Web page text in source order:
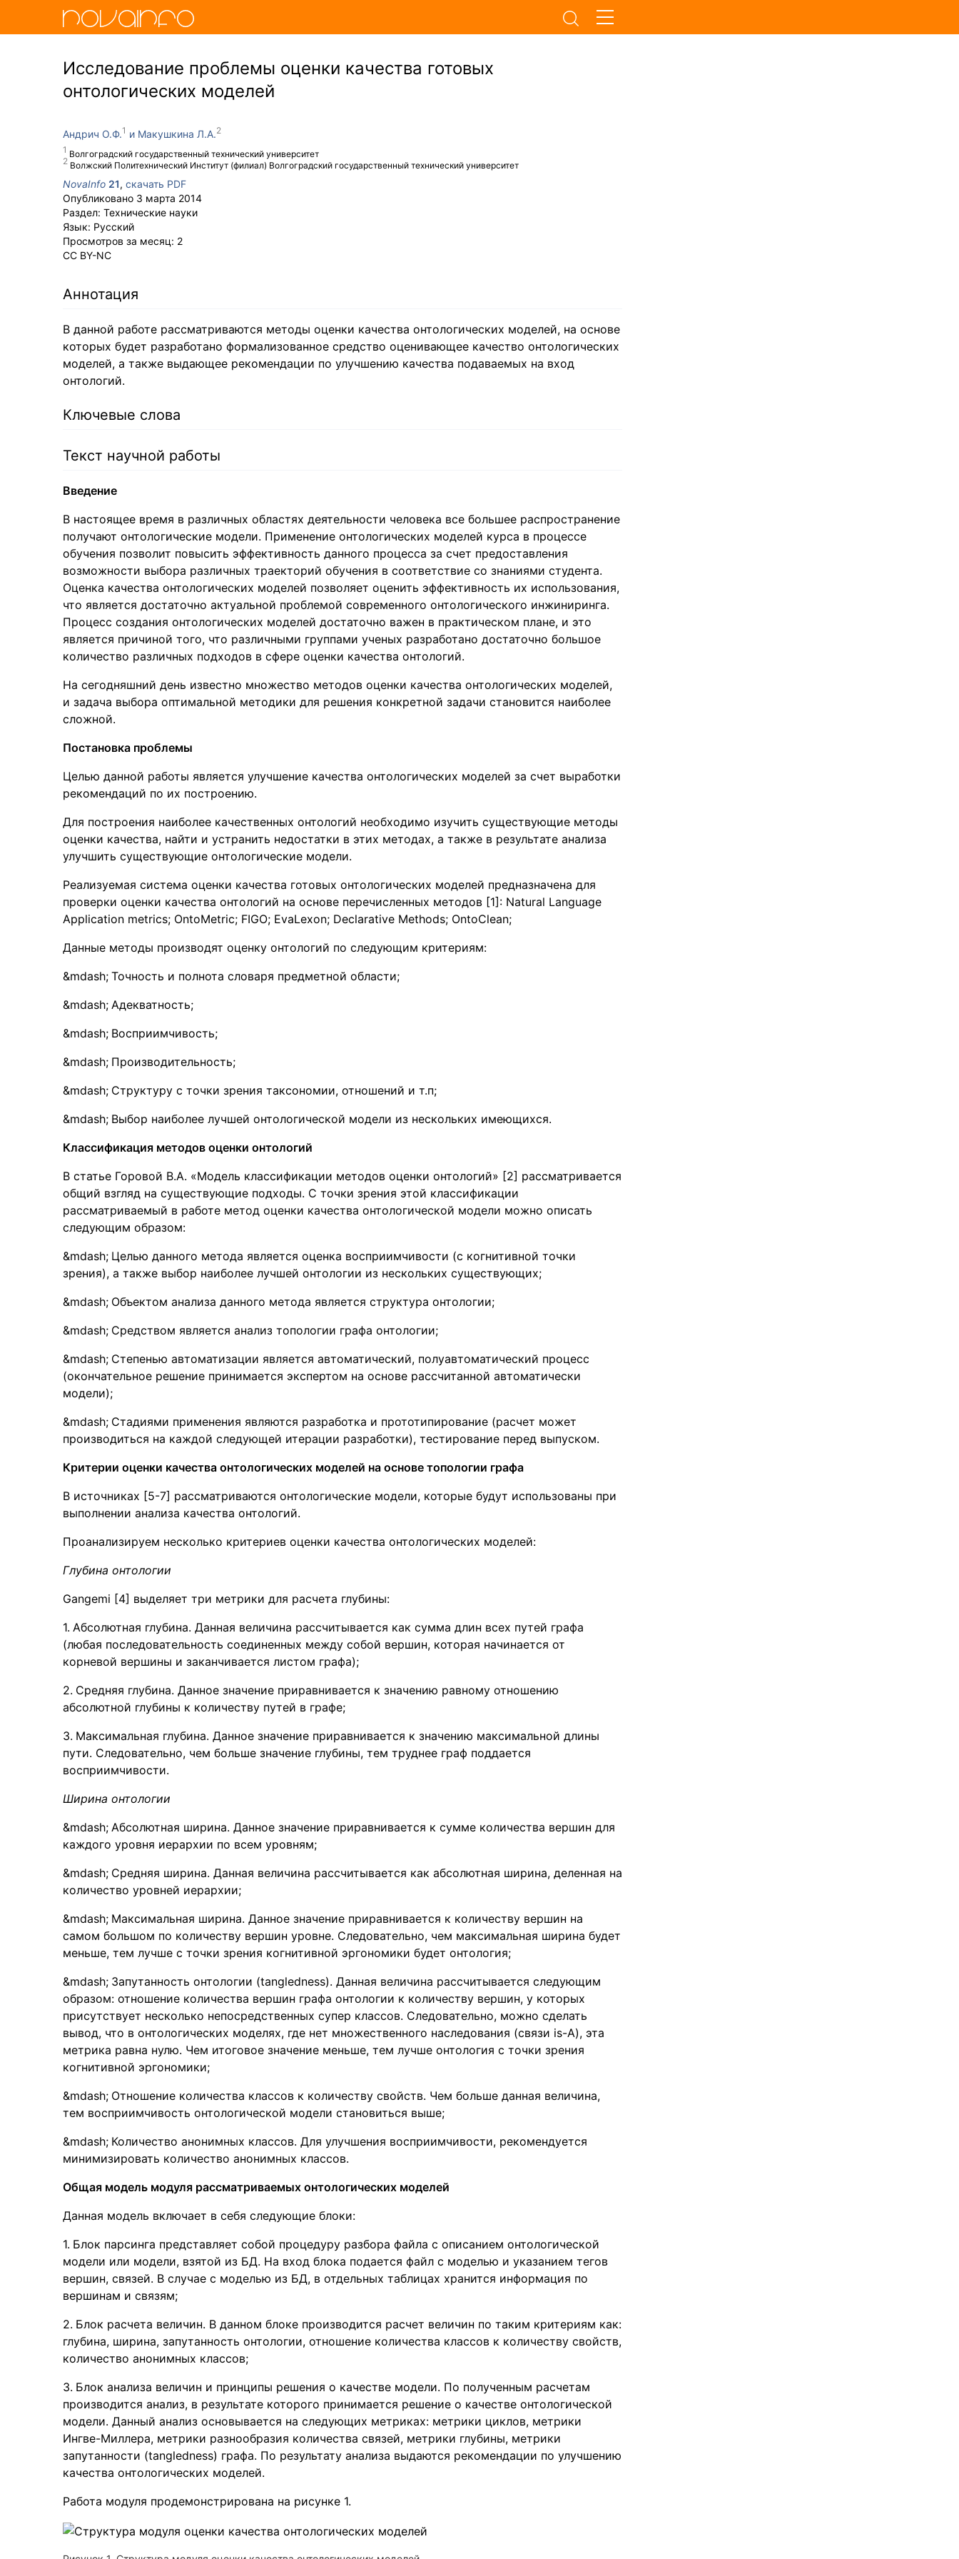
Исследование проблемы оценки качества готовых
онтологических моделей
Андрич О.Ф.
Волгоградский государственный технический университет
Макушкина Л.А.
Волжский Политехнический Институт (филиал) Волгоградский государственный технический университет
NovaInfo 21, скачать PDF
Опубликовано 3 марта 2014
Раздел: Технические науки
Язык: Русский
Просмотров за месяц: 2
CC BY-NC
Аннотация
В данной работе рассматриваются методы оценки качества онтологических моделей, на основе
которых будет разработано формализованное средство оценивающее качество онтологических
моделей, а также выдающее рекомендации по улучшению качества подаваемых на вход
онтологий.
Ключевые слова
Текст научной работы
Введение
В настоящее время в различных областях деятельности человека все большее распространение
получают онтологические модели. Применение онтологических моделей курса в процессе
обучения позволит повысить эффективность данного процесса за счет предоставления
возможности выбора различных траекторий обучения в соответствие со знаниями студента.
Оценка качества онтологических моделей позволяет оценить эффективность их использования,
что является достаточно актуальной проблемой современного онтологического инжиниринга.
Процесс создания онтологических моделей достаточно важен в практическом плане, и это
является причиной того, что различными группами ученых разработано достаточно большое
количество различных подходов в сфере оценки качества онтологий.
На сегодняшний день известно множество методов оценки качества онтологических моделей,
и задача выбора оптимальной методики для решения конкретной задачи становится наиболее
сложной.
Постановка проблемы
Целью данной работы является улучшение качества онтологических моделей за счет выработки
рекомендаций по их построению.
Для построения наиболее качественных онтологий необходимо изучить существующие методы
оценки качества, найти и устранить недостатки в этих методах, а также в результате анализа
улучшить существующие онтологические модели.
Реализуемая система оценки качества готовых онтологических моделей предназначена для
проверки оценки качества онтологий на основе перечисленных методов [1]: Natural Language
Application metrics; OntoMetric; FIGO; EvaLexon; Declarative Methods; OntoClean;
Данные методы производят оценку онтологий по следующим критериям:
Точность и полнота словаря предметной области;
Адекватность;
Восприимчивость;
Производительность;
Структуру с точки зрения таксономии, отношений и т.п;
Выбор наиболее лучшей онтологической модели из нескольких имеющихся.
Классификация методов оценки онтологий
В статье Горовой В.А. «Модель классификации методов оценки онтологий» [2] рассматривается
общий взгляд на существующие подходы. С точки зрения этой классификации
рассматриваемый в работе метод оценки качества онтологической модели можно описать
следующим образом:
Целью данного метода является оценка восприимчивости (с когнитивной точки
зрения), а также выбор наиболее лучшей онтологии из нескольких существующих;
Объектом анализа данного метода является структура онтологии;
Средством является анализ топологии графа онтологии;
Степенью автоматизации является автоматический, полуавтоматический процесс
(окончательное решение принимается экспертом на основе рассчитанной автоматически
модели);
Стадиями применения являются разработка и прототипирование (расчет может
производиться на каждой следующей итерации разработки), тестирование перед выпуском.
Критерии оценки качества онтологических моделей на основе топологии графа
В источниках [5-7] рассматриваются онтологические модели, которые будут использованы при
выполнении анализа качества онтологий.
Проанализируем несколько критериев оценки качества онтологических моделей:
Глубина онтологии
Gangemi [4] выделяет три метрики для расчета глубины:
Абсолютная глубина. Данная величина рассчитывается как сумма длин всех путей графа
(любая последовательность соединенных между собой вершин, которая начинается от
корневой вершины и заканчивается листом графа);
Средняя глубина. Данное значение приравнивается к значению равному отношению
абсолютной глубины к количеству путей в графе;
Максимальная глубина. Данное значение приравнивается к значению максимальной длины
пути. Следовательно, чем больше значение глубины, тем труднее граф поддается
восприимчивости.
Ширина онтологии
Абсолютная ширина. Данное значение приравнивается к сумме количества вершин для
каждого уровня иерархии по всем уровням;
Средняя ширина. Данная величина рассчитывается как абсолютная ширина, деленная на
количество уровней иерархии;
Максимальная ширина. Данное значение приравнивается к количеству вершин на
самом большом по количеству вершин уровне. Следовательно, чем максимальная ширина будет
меньше, тем лучше с точки зрения когнитивной эргономики будет онтология;
Запутанность онтологии (tangledness). Данная величина рассчитывается следующим
образом: отношение количества вершин графа онтологии к количеству вершин, у которых
присутствует несколько непосредственных супер классов. Следовательно, можно сделать
вывод, что в онтологических моделях, где нет множественного наследования (связи is-A), эта
метрика равна нулю. Чем итоговое значение меньше, тем лучше онтология с точки зрения
когнитивной эргономики;
Отношение количества классов к количеству свойств. Чем больше данная величина,
тем восприимчивость онтологической модели становиться выше;
Количество анонимных классов. Для улучшения восприимчивости, рекомендуется
минимизировать количество анонимных классов.
Общая модель модуля рассматриваемых онтологических моделей
Данная модель включает в себя следующие блоки:
Блок парсинга представляет собой процедуру разбора файла с описанием онтологической
модели или модели, взятой из БД. На вход блока подается файл с моделью и указанием тегов
вершин, связей. В случае с моделью из БД, в отдельных таблицах хранится информация по
вершинам и связям;
Блок расчета величин. В данном блоке производится расчет величин по таким критериям как:
глубина, ширина, запутанность онтологии, отношение количества классов к количеству свойств,
количество анонимных классов;
Блок анализа величин и принципы решения о качестве модели. По полученным расчетам
производится анализ, в результате которого принимается решение о качестве онтологической
модели. Данный анализ основывается на следующих метриках: метрики циклов, метрики
Ингве-Миллера, метрики разнообразия количества связей, метрики глубины, метрики
запутанности (tangledness) графа. По результату анализа выдаются рекомендации по улучшению
качества онтологических моделей.
Работа модуля продемонстрирована на рисунке 1.